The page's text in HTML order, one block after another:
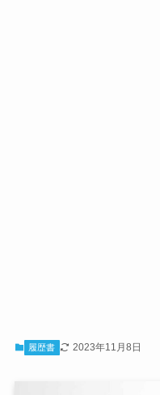
履歴書 2023年11月8日